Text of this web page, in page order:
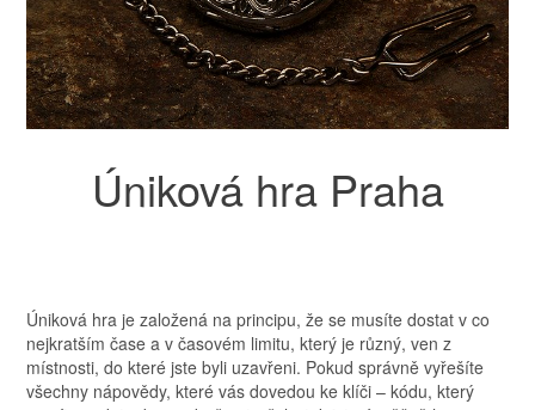
Úniková hra Praha
Úniková hra je založená na principu, že se musíte dostat v co
nejkratším čase a v časovém limitu, který je různý, ven z
místnosti, do které jste byli uzavřeni. Pokud správně vyřešíte
všechny nápovědy, které vás dovedou ke klíči – kódu, který